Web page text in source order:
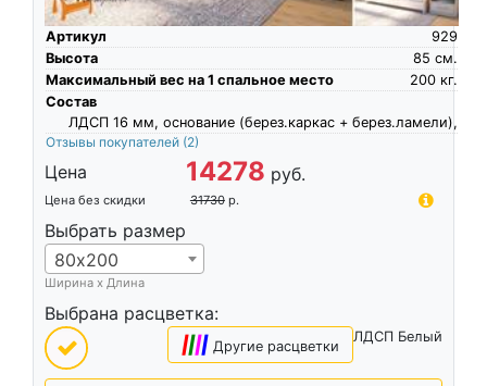
Артикул
929
Высота
см.
85
Максимальный вес на 1 спальное место
кг.
200
Состав
ЛДСП 16 мм, основание (берез.каркас + берез.ламели),
Отзывы покупателей (2)
Цена 14278 руб.
Цена без скидки 31730 р.
Выбрать размер
80х200
Ширина х Длина
Выбрана расцветка:
ЛДСП Белый
|||| Другие расцветки